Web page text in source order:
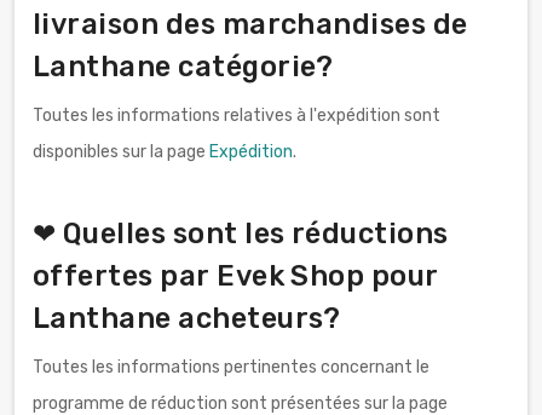
livraison des marchandises de
Lanthane catégorie?
Toutes les informations relatives à l'expédition sont
disponibles sur la page Expédition.
❤ Quelles sont les réductions
offertes par Evek Shop pour
Lanthane acheteurs?
Toutes les informations pertinentes concernant le
programme de réduction sont présentées sur la page